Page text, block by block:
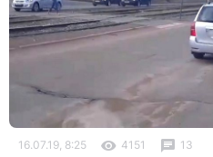
16.07.19, 8:25 4151 13